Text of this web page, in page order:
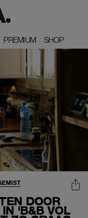
PREMIUM
PREMIUM SHOP
SHOP
DOOR
'B&B VOL